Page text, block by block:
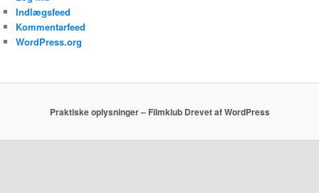
Indlægsfeed
Kommentarfeed
WordPress.org
Praktiske oplysninger – Filmklub Drevet af WordPress